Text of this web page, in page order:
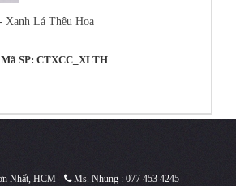
Xanh Lá Thêu Hoa
Mã SP: CTXCC_XLTH
Nhất, HCM
Ms. Nhung : 077 453 4245